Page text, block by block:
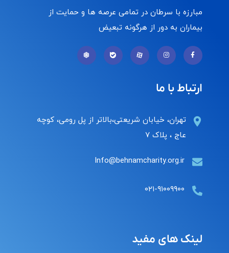
مبارزه با سرطان در تمامی عرصه ها و حمایت از
بیماران به دور از هرگونه تبعیض
ارتباط با ما
تهران، خیابان شریعتی،بالاتر از پل رومی، کوچه
عاج ، پلاک ۷
Info@behnamcharity.org.ir
۰۲۱-۹۱۰۰۹۹۰۰
لینک های مفید